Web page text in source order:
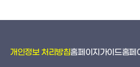
개인정보 처리방침홈페이지가이드홈페